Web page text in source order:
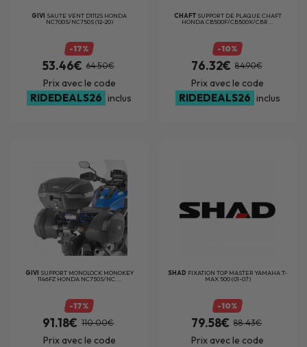
GIVI SAUTE VENT D1112S HONDA
NC700S/NC750S (12-20)
-17%
53.46€ 64.50€
Prix avec le code
RIDEDEALS26 inclus
CHAFT SUPPORT DE PLAQUE CHAFT
HONDA CB500F/CB500X/CBR...
-10%
76.32€ 84.90€
Prix avec le code
RIDEDEALS26 inclus
GIVI SUPPORT MONOLOCK MONOKEY
1146FZ HONDA NC750S/NC...
-17%
91.18€ 110.00€
Prix avec le code
SHAD FIXATION TOP MASTER YAMAHA T-
MAX 500 (01-07)
-10%
79.58€ 88.43€
Prix avec le code